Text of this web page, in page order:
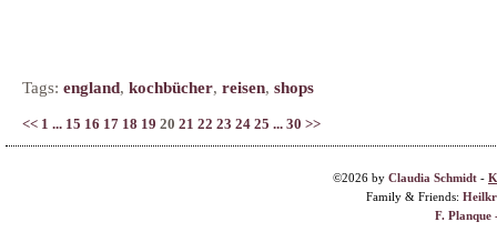
Tags: england, kochbücher, reisen, shops
<< 1 ... 15 16 17 18 19 20 21 22 23 24 25 ... 30 >>
©2026 by Claudia Schmidt -
Family & Friends:
F. Planque